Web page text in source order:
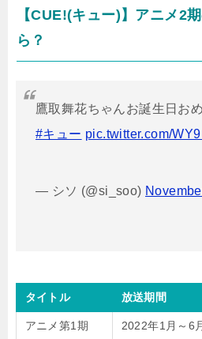
【CUE!(キュー)】アニメ2
ら？
鷹取舞花ちゃんお誕生日お
#キュー pic.twitter.com/
— シソ (@si_soo)
タイトル 放送期間
アニメ第1期 2022年1月～6